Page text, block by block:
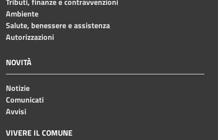
Ambiente
Salute, benessere e assistenza
Autorizzazioni
NOVITÀ
Notizie
Comunicati
Avvisi
VIVERE IL COMUNE